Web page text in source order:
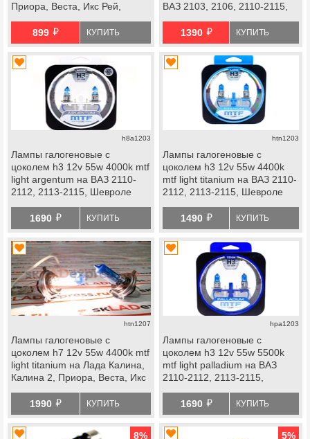
Приора, Веста, Икс Рей,
899 й КУПИТЬ
ВАЗ 2103, 2106, 2110-2115,
Шевроле Нива, Лада Нива
2123, Веста, Икс Рей
1390 й КУПИТЬ
h8a1203
Лампы галогеновые с
цоколем h3 12v 55w 4000k mtf
light argentum на ВАЗ 2110-
2112, 2113-2115, Шевроле
1690 й КУПИТЬ
htn1203
Лампы галогеновые с
цоколем h3 12v 55w 4400k
mtf light titanium на ВАЗ 2110-
2112, 2113-2115, Шевроле
1490 й КУПИТЬ
htn1207
Лампы галогеновые с
цоколем h7 12v 55w 4400k mtf
light titanium на Лада Калина,
Калина 2, Приора, Веста, Икс
Нива 2123
1990 й КУПИТЬ
hpa1203
Лампы галогеновые с
цоколем h3 12v 55w 5500k
mtf light palladium на ВАЗ
2110-2112, 2113-2115,
21231690 й КУПИТЬ
8% 5%